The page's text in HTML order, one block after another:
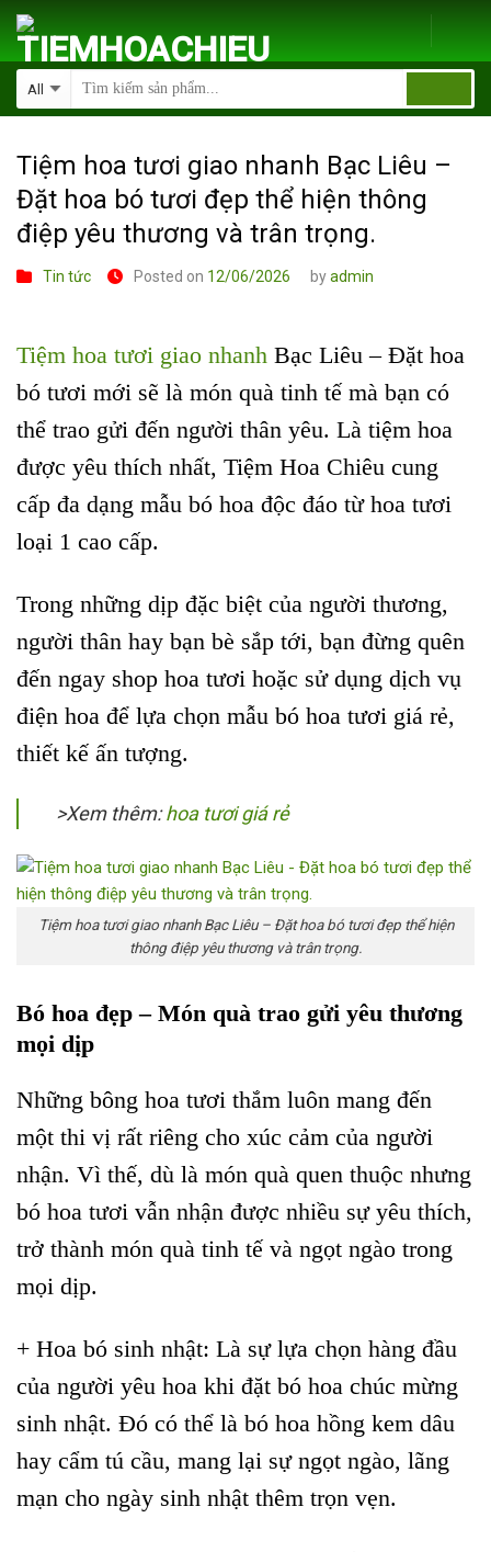
Skip
content
Tiệm hoa tươi giao nhanh Bạc Liêu –
Đặt hoa bó tươi đẹp thể hiện thông
điệp yêu thương và trân trọng.
Tin tức Posted on 12/06/2026 byadmin
Tiệm hoa tươi giao nhanh Bạc Liêu – Đặt hoa
bó tươi mới sẽ là món quà tinh tế mà bạn có
thể trao gửi đến người thân yêu. Là tiệm hoa
được yêu thích nhất, Tiệm Hoa Chiêu cung
cấp đa dạng mẫu bó hoa độc đáo từ hoa tươi
loại 1 cao cấp.
Trong những dịp đặc biệt của người thương,
người thân hay bạn bè sắp tới, bạn đừng quên
đến ngay shop hoa tươi hoặc sử dụng dịch vụ
điện hoa để lựa chọn mẫu bó hoa tươi giá rẻ,
thiết kế ấn tượng.
>Xem thêm:hoa tươi giá rẻ
Tiệm hoa tươi giao nhanh Bạc Liêu – Đặt hoa bó tươi đẹp thể hiện
thông điệp yêu thương và trân trọng.
Bó hoa đẹp – Món quà trao gửi yêu thương
mọi dịp
Những bông hoa tươi thắm luôn mang đến
một thi vị rất riêng cho xúc cảm của người
nhận. Vì thế, dù là món quà quen thuộc nhưng
bó hoa tươi vẫn nhận được nhiều sự yêu thích,
trở thành món quà tinh tế và ngọt ngào trong
mọi dịp.
+ Hoa bó sinh nhật: Là sự lựa chọn hàng đầu
của người yêu hoa khi đặt bó hoa chúc mừng
sinh nhật. Đó có thể là bó hoa hồng kem dâu
hay cẩm tú cầu, mang lại sự ngọt ngào, lãng
mạn cho ngày sinh nhật thêm trọn vẹn.